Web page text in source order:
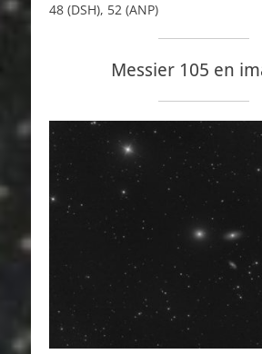
48 (DSH), 52 (ANP)
Messier 105 en